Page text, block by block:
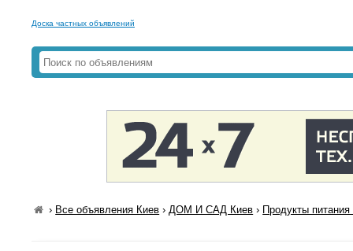
Доска частных объявлений
› Все объявления Киев ›ДОМ И САД Киев › Продукты